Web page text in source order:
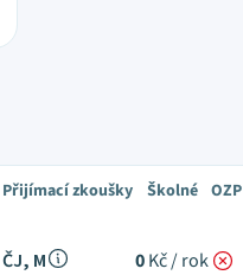
Přijímací zkoušky Školné OZP
ČJ, M 0Kč / rok